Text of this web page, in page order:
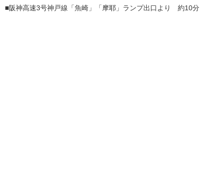
■阪神高速3号神戸線「魚崎」「摩耶」ランプ出口より 約10分